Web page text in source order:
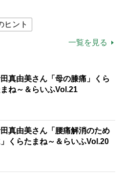
ヒント
ー
バル術
一覧を見る
真由美さん「母の膝痛」くら
ね～＆らいふVol.21
真由美さん「腰痛解消のため
くらたまね～＆らいふVol.20